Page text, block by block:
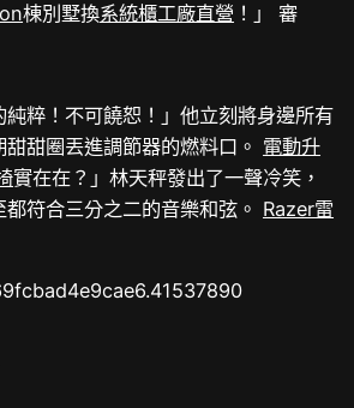
棟別墅換系統櫃工廠直營 ！」 審
純粹！不可饒恕！」他立刻將身邊所有
甜甜圈丟進調節器的燃料口。 電動升
實在在？」林天秤發出了一聲冷笑，
符合三分之二的音樂和弦。 Razer雷